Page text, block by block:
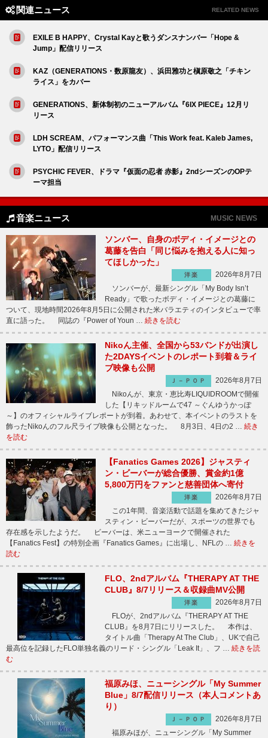
関連ニュース RELATED NEWS
EXILE B HAPPY、Crystal Kayと歌うダンスナンバー「Hope &
Jump」配信リリース
KAZ（GENERATIONS・数原龍友）、浜田雅功と槇原敬之「チキン
ライス」をカバー
GENERATIONS、新体制初のニューアルバム『6IX PIECE』12月リ
リース
LDH SCREAM、パフォーマンス曲「This Work feat. Kaleb James,
LYTO」配信リリース
PSYCHIC FEVER、ドラマ『仮面の忍者 赤影』2ndシーズンのOPテ
ーマ担当
音楽ニュース MUSIC NEWS
ソンバー、自身のボディ・イメージとの
葛藤を告白「同じ悩みを抱える人に知っ
てほしかった」
洋楽
2026年8月7日
ソンバーが、最新シングル「My Body Isn’t
Ready」で歌ったボディ・イメージとの葛藤に
ついて、現地時間2026年8月5日に公開された米バラエティのインタビューで率
直に語った。 同誌の『Power of Youn … 続きを読む
Nikoん主催、全国から53バンドが出演し
た2DAYSイベントのレポート到着＆ライ
ブ映像も公開
Ｊ－ＰＯＰ
2026年8月7日
Nikoんが、東京・恵比寿LIQUIDROOMで開催
した【リキッドルームで47 ～ぐんゆうかっぽ
～】のオフィシャルライブレポートが到着。あわせて、本イベントのラストを
飾ったNikoんのフル尺ライブ映像も公開となった。 8月3日、4日の2 … 続き
を読む
【Fanatics Games 2026】ジャスティ
ン・ビーバーが総合優勝、賞金約1億
5,800万円をファンと慈善団体へ寄付
洋楽
2026年8月7日
この1年間、音楽活動で話題を集めてきたジャ
スティン・ビーバーだが、スポーツの世界でも
存在感を示したようだ。 ビーバーは、米ニューヨークで開催された
【Fanatics Fest】の特別企画『Fanatics Games』に出場し、NFLの … 続きを
読む
FLO、2ndアルバム『THERAPY AT THE
CLUB』8/7リリース＆収録曲MV公開
洋楽
2026年8月7日
FLOが、2ndアルバム『THERAPY AT THE
CLUB』を8月7日にリリースした。 本作は、
タイトル曲「Therapy At The Club」、UKで自己
最高位を記録したFLO単独名義のリード・シングル「Leak It」、フ … 続きを読
む
福原みほ、ニューシングル「My Summer
Blue」8/7配信リリース（本人コメントあ
り）
Ｊ－ＰＯＰ
2026年8月7日
福原みほが、ニューシングル「My Summer